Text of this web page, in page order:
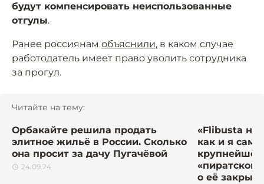
будут компенсировать неиспользованные
отгулы.
Ранее россиянам объяснили, в каком случае
работодатель имеет право уволить сотрудника
за прогул.
Читайте на тему:
Орбакайте решила продать
элитное жильё в России. Сколько
она просит за дачу Пугачёвой
24.09.24
«Flibusta на
как и я
крупнейшей
о её